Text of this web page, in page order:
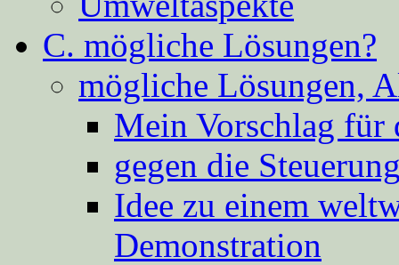
C. mögliche Lösungen?
mögliche Lösungen,
Mein Vorschlag für
gegen die
Idee zu einem
Demonstration